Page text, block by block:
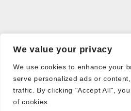
We value your privacy
We use cookies to enhance your
serve personalized ads or
traffic. By clicking "Accept All",
of cookies.